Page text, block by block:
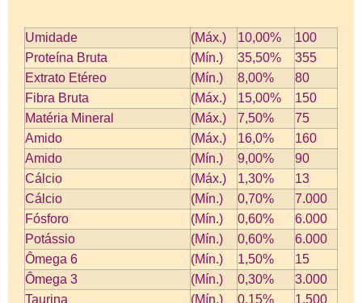
Umidade (Máx.) 10,00%
100
Proteína Bruta
(Mín.) 35,50%
355
Extrato Etéreo
(Mín.) 8,00%
80
Fibra Bruta
(Máx.) 15,00%
150
Matéria Mineral
(Máx.) 7,50%
75
Amido
(Máx.) 16,0%
160
Amido
(Mín.) 9,00%
90
Cálcio
(Máx.) 1,30%
13
Cálcio
(Mín.) 0,70%
7.000
Fósforo
(Mín.) 0,60%
6.000
Potássio
(Mín.) 0,60%
6.000
Ômega 6
(Mín.) 1,50%
15
Ômega 3
(Mín.) 0,30%
3.000
Taurina
(Mín.) 0,15% 1.500